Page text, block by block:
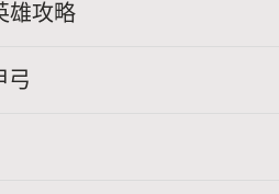
雄攻略
弓